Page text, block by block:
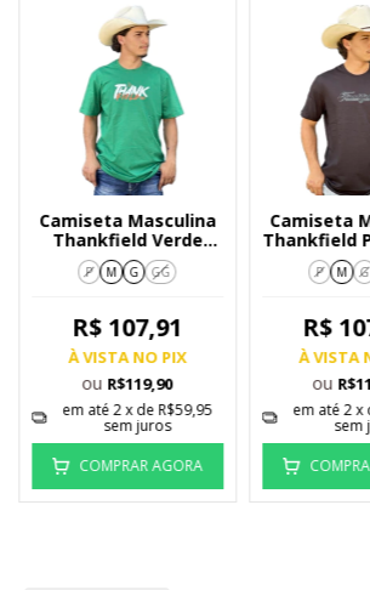
Camiseta Masculina
Thankfield Verde
Com Detakhes 2964
P M G GG
R$ 107,91
À VISTA NO PIX
ou R$119,90
em até2x de R$59,95
sem juros
COMPRAR AGORA
Camiseta
Thankfield
P M G
R$
À VISTA
ou
em até2x
sem